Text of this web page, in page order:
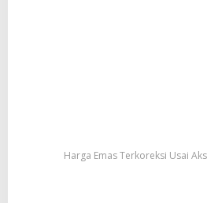
Harga Emas Terkoreksi Usai